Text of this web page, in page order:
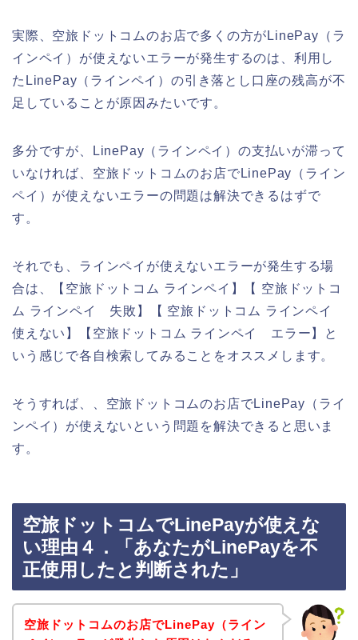
実際、空旅ドットコムのお店で多くの方がLinePay（ラ
インペイ）が使えないエラーが発生するのは、利用し
たLinePay（ラインペイ）の引き落とし口座の残高が不
足していることが原因みたいです。
多分ですが、LinePay（ラインペイ）の支払いが滞って
いなければ、空旅ドットコムのお店でLinePay（ライン
ペイ）が使えないエラーの問題は解決できるはずで
す。
それでも、ラインペイが使えないエラーが発生する場
合は、【空旅ドットコム ラインペイ】【 空旅ドットコ
ム ラインペイ 失敗】【 空旅ドットコム ラインペイ
使えない】【空旅ドットコム ラインペイ エラー】と
いう感じで各自検索してみることをオススメします。
そうすれば、、空旅ドットコムのお店でLinePay（ライ
ンペイ）が使えないという問題を解決できると思いま
す。
空旅ドットコムでLinePayが使えな
い理由４．「あなたがLinePayを不
正使用したと判断された」
空旅ドットコムのお店でLinePay（ライン